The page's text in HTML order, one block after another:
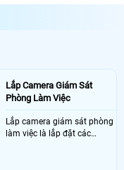
Lắp Camera Giám Sát
Phòng Làm Việc
Lắp camera giám sát phòng
làm việc là lắp đặt các